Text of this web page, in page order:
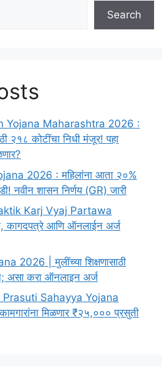
Search
Yojana Maharashtra 2026 :
२१८ कोटींचा निधी मंजूर! पहा
2026 : महिलांना आता २०%
नवीन शासन निर्णय (GR) जारी
Karj Vyaj Partawa
कागदपत्रे आणि ऑनलाईन अर्ज
2026 | मुलींच्या शिक्षणासाठी
असा करा ऑनलाइन अर्ज
Sahayya Yojana
मिळणार ₹२५,००० प्रसुती